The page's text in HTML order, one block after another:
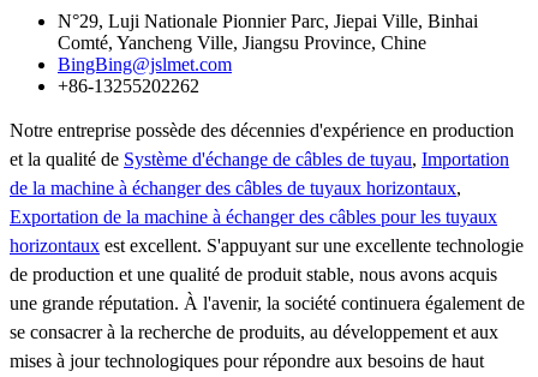
N°29, Luji Nationale Pionnier Parc, Jiepai Ville, Binhai
Comté, Yancheng Ville, Jiangsu Province, Chine
BingBing@jslmet.com
+86-13255202262
Notre entreprise possède des décennies d'expérience en production
et la qualité de Système d'échange de câbles de tuyau, Importation
de la machine à échanger des câbles de tuyaux horizontaux,
Exportation de la machine à échanger des câbles pour les tuyaux
horizontaux est excellent. S'appuyant sur une excellente technologie
de production et une qualité de produit stable, nous avons acquis
une grande réputation. À l'avenir, la société continuera également de
se consacrer à la recherche de produits, au développement et aux
mises à jour technologiques pour répondre aux besoins de haut